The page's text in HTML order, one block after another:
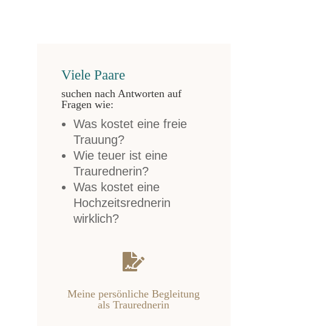
Viele Paare
suchen nach Antworten auf
Fragen wie:
Was kostet eine freie
Trauung?
Wie teuer ist eine
Traurednerin?
Was kostet eine
Hochzeitsrednerin
wirklich?

Meine persönliche Begleitung
als Traurednerin